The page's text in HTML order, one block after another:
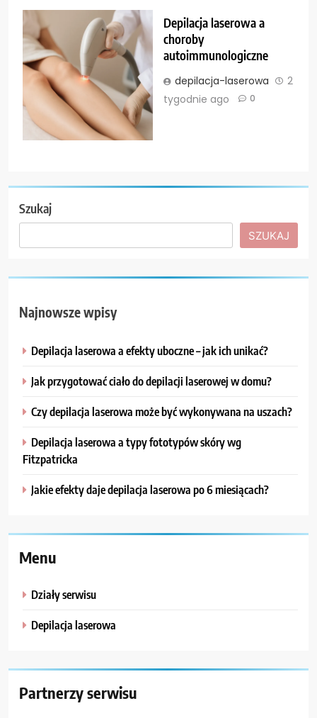
Depilacja laserowa a
choroby
autoimmunologiczne
depilacja-laserowa
2
tygodnie ago
0
Szukaj
SZUKAJ
Najnowsze wpisy
Depilacja laserowa a efekty uboczne – jak ich unikać?
Jak przygotować ciało do depilacji laserowej w domu?
Czy depilacja laserowa może być wykonywana na uszach?
Depilacja laserowa a typy fototypów skóry wg
Fitzpatricka
Jakie efekty daje depilacja laserowa po 6 miesiącach?
Menu
Działy serwisu
Depilacja laserowa
Partnerzy serwisu